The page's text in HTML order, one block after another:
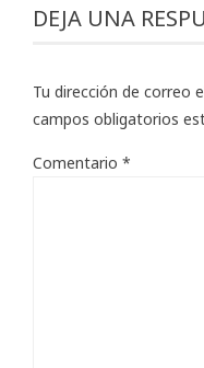
DEJA UNA
Tu dirección de correo
campos obligatorios
Comentario *